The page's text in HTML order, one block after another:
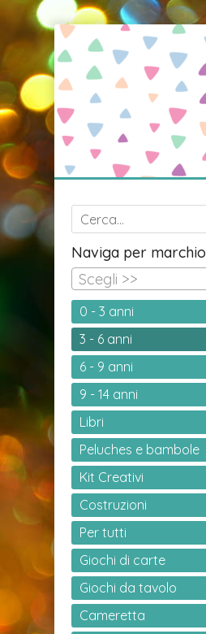
Naviga per marchio
Scegli >>
0 - 3 anni
3 - 6 anni
6 - 9 anni
9 - 14 anni
Libri
Peluches e bambole
Kit Creativi
Costruzioni
Per tutti
Giochi di carte
Giochi da tavolo
Cameretta